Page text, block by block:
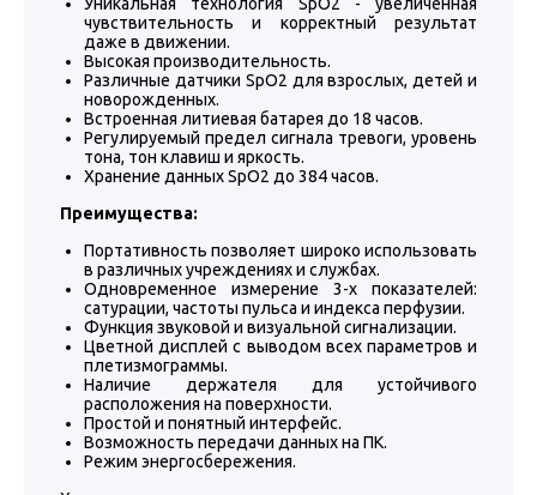
Уникальная технология SpO2 - увеличенная
чувствительность и корректный результат
даже в движении.
Высокая производительность.
Различные датчики SpO2 для взрослых, детей и
новорожденных.
Встроенная литиевая батарея до 18 часов.
Регулируемый предел сигнала тревоги, уровень
тона, тон клавиш и яркость.
Хранение данных SpO2 до 384 часов.
Преимущества:
Портативность позволяет широко использовать
в различных учреждениях и службах.
Одновременное измерение 3-х показателей:
сатурации, частоты пульса и индекса перфузии.
Функция звуковой и визуальной сигнализации.
Цветной дисплей с выводом всех параметров и
плетизмограммы.
Наличие держателя для устойчивого
расположения на поверхности.
Простой и понятный интерфейс.
Возможность передачи данных на ПК.
Режим энергосбережения.